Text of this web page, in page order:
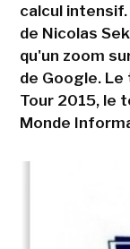
calcul
de Nicolas
qu'un zoom
de Google.
Tour 2015, le
Monde